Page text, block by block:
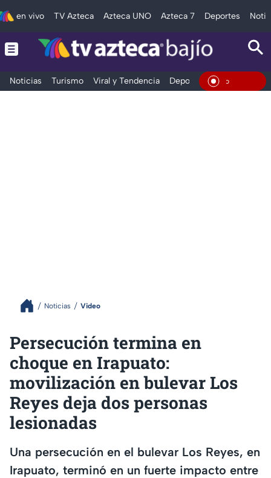
en vivo TV Azteca Azteca UNO Azteca 7 Deportes
Noticias Turismo Viral y Tendencia Deportes Espectáculos
En Vivo
Noticias Video
Persecución termina en
choque en Irapuato:
movilización en bulevar Los
Reyes deja dos personas
lesionadas
Una persecución en el bulevar Los Reyes, en
Irapuato, terminó en un fuerte impacto entre